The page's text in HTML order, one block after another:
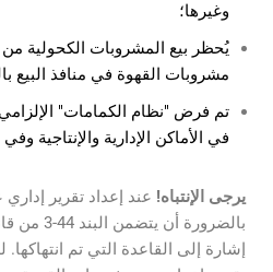
وغيرها؛
يُحظر بيع المشروبات الكحولية من
مشروبات القهوة في منافذ البيع
تم فرض "نظام الكمامات"
في الأماكن الإدارية والإنتاجية
يرجى الإنتباه! عند إعداد تقرير
بالضرورة
إشارة إلى القاعدة التي تم